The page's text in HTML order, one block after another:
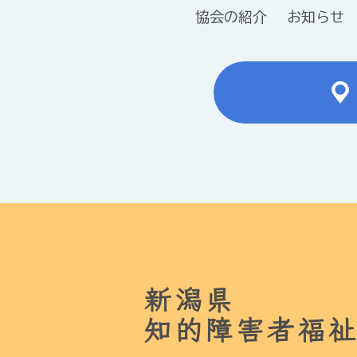
協会の紹介 お知らせ
新潟県
知的障害者福